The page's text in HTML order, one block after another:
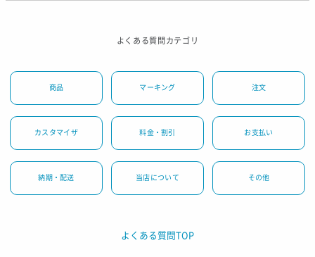
よくある質問カテゴリ
商品 マーキング 注文
カスタマイザ 料金・割引 お支払い
納期・配送 当店について その他
よくある質問TOP